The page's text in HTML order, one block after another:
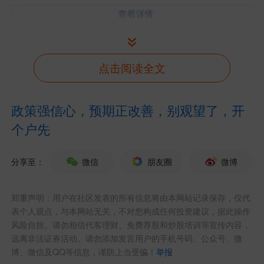
点击阅读全文
政策强信心，预期正改善，别观望了，开
个户先
分享至： 微信 朋友圈 微博
郑重声明：用户在社区发表的所有信息将由本网站记录保存，仅代
表个人观点，与本网站无关，不对您构成任何投资建议，据此操作
风险自担。请勿相信代客理财、免费荐股和炒股培训等宣传内容，
远离非法证券活动。请勿添加发言用户的手机号码、公众号、微
博、微信及QQ等信息，谨防上当受骗！举报